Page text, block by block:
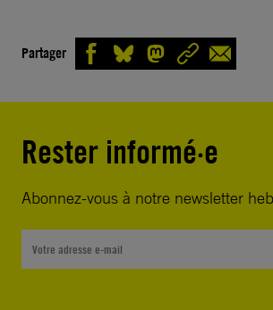
Partager
Rester informé·e
Abonnez-vous à notre newsletter